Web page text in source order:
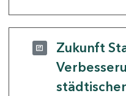
Zukunft